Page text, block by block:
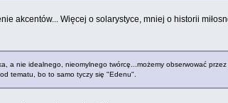
akcentów... Więcej o solarystyce, mniej o historii
a nie idealnego, nieomylnego twórcę...możemy obserwować
tematu, bo to samo tyczy się "Edenu".